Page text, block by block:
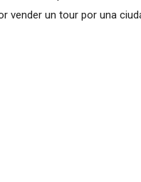
vender un tour por una